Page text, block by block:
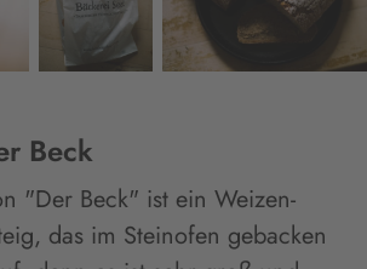
Beck
"Der Beck" ist ein Weizen-
das im Steinofen gebacken